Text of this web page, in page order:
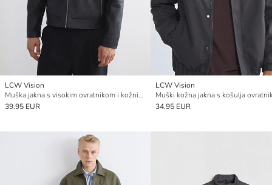
LCW Vision
Muška jakna s visokim ovratnikom i kožnim izgledom
39.95 EUR
LCW Vision
Muški kožna jakna s košulja
34.95 EUR